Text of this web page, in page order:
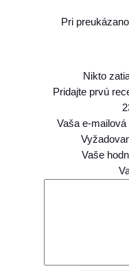
g
Pri
Nikto
Pridajte prvú
Vaša e-
Vaše